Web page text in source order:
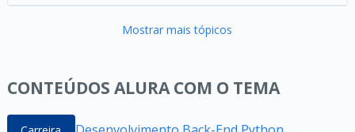
Mostrar mais tópicos
CONTEÚDOS ALURA COM O TEMA